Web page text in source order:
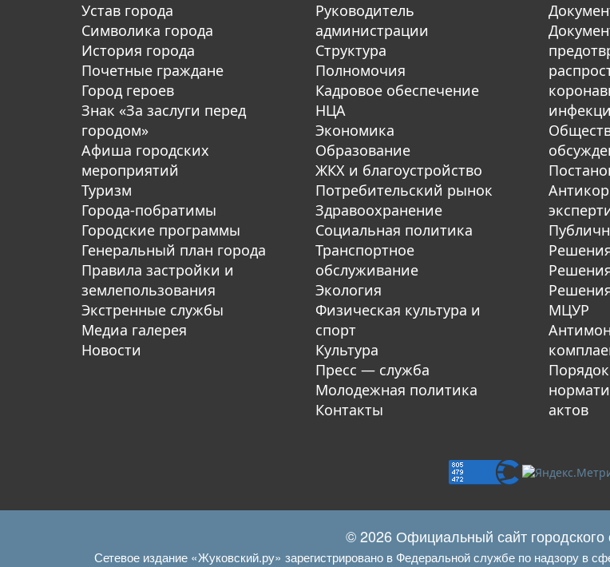
Устав города
Символика города
История города
Почетные граждане
Город героев
Знак «За заслуги перед
городом»
Афиша городских
мероприятий
Туризм
Города-побратимы
Городские программы
Генеральный план города
Правила застройки и
землепользования
Экстренные службы
Медиа галерея
Новости
Руководитель
администрации
Структура
Полномочия
Кадровое обеспечение
НЦА
Экономика
Образование
ЖКХ и благоустройство
Потребительский рынок
Здравоохранение
Социальная политика
Транспортное
обслуживание
Экология
Физическая культура и
спорт
Культура
Пресс — служба
Молодежная политика
Контакты
МЦУР
актов
© 2026 Официальный сайт городского
Сетевое издание «Жуковский.ру» зарегистрировано в Федеральной службе по надзору в